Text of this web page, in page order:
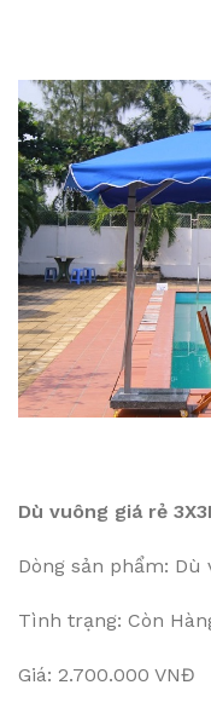
Dù vuông giá rẻ
Dòng sản phẩm:
Tình trạng: Còn
Giá: 2.700.000 VNĐ